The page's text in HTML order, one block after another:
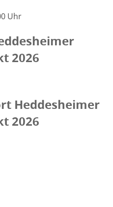
Uhr
2026
Heddesheimer
2026